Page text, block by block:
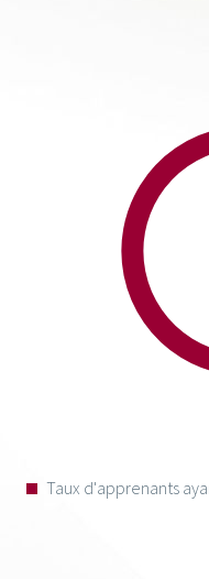
Taux d'apprenants